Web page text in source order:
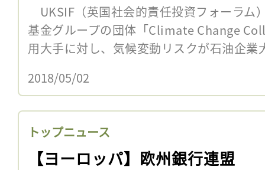
UKSIF（英国社会的責任投資フォーラム
基金グループの団体「Climate Change
用大手に対し、気候変動リスクが石油企
2018/05/02
トップニュース
【ヨーロッパ】欧州銀行連盟